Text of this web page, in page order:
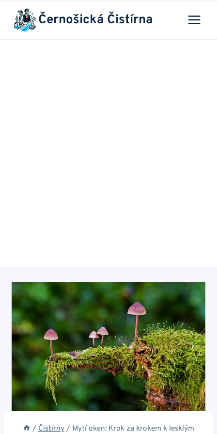
Přeskočit
obsah
Černošická Čistírna
/ Čistírny / Mytí oken: Krok za krokem k lesklým